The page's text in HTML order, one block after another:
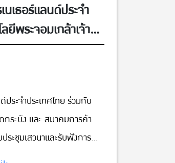
เธอร์แลนด์ประจำ
ยีพระจอมเกล้าเจ้า
ค้าอาหารอนาคตไทย
วนาและรับฟังการ
With KMITL
&
6 สิงหาคม พศ.
ระจำประเทศไทย ร่วมกับ
ระบัง และ สมาคมการค้า
ระชุมเสวนาและรับฟังการ